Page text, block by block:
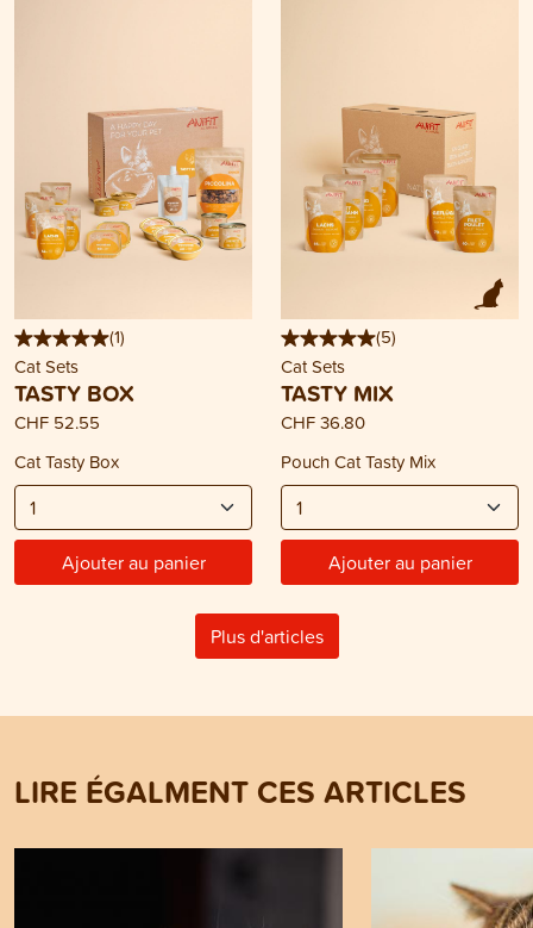
(1)
Cat Sets
TASTY BOX
CHF 52.55
Cat Tasty Box
Ajouter au panier
(5)
Cat Sets
TASTY MIX
CHF 36.80
Pouch Cat Tasty Mix
Ajouter au panier
Plus d'articles
LIRE ÉGALMENT CES ARTICLES